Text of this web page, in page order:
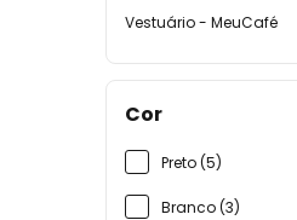
Vestuário - MeuCafé
Cor
Preto (5)
Branco (3)